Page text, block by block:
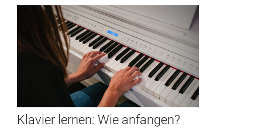
Klavier lernen: Wie anfangen?